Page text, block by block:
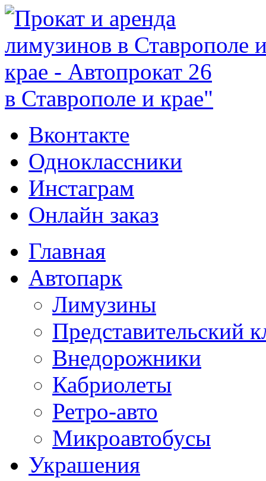
в Ставрополе и крае"
Вконтакте
Одноклассники
Инстаграм
Онлайн заказ
Главная
Автопарк
Лимузины
Представительский
Внедорожники
Кабриолеты
Ретро-авто
Микроавтобусы
Украшения